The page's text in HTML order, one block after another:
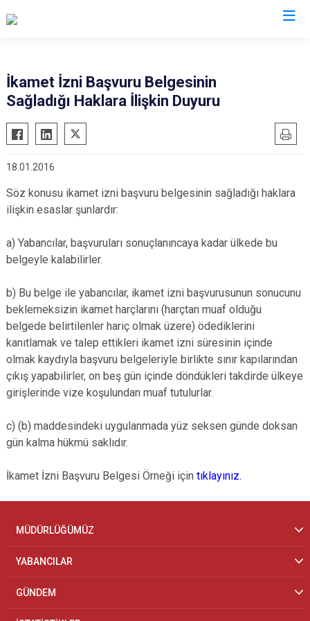
İkamet İzni Başvuru Belgesinin
Sağladığı Haklara İlişkin Duyuru
18.01.2016
Söz konusu ikamet izni başvuru belgesinin sağladığı haklara
ilişkin esaslar şunlardır:
a) Yabancılar, başvuruları sonuçlanıncaya kadar ülkede bu
belgeyle kalabilirler.
b) Bu belge ile yabancılar, ikamet izni başvurusunun sonucunu
beklemeksizin ikamet harçlarını (harçtan muaf olduğu
belgede belirtilenler hariç olmak üzere) ödediklerini
kanıtlamak ve talep ettikleri ikamet izni süresinin içinde
olmak kaydıyla başvuru belgeleriyle birlikte sınır kapılarından
çıkış yapabilirler, on beş gün içinde döndükleri takdirde ülkeye
girişlerinde vize koşulundan muaf tutulurlar.
c) (b) maddesindeki uygulanmada yüz seksen günde doksan
gün kalma hükmü saklıdır.
İkamet İzni Başvuru Belgesi Örneği için tıklayınız.
MÜDÜRLÜĞÜMÜZ
YABANCILAR
GÜNDEM